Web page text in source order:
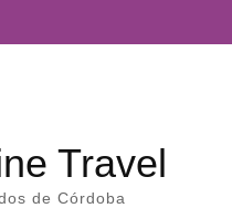
Travel
de Córdoba